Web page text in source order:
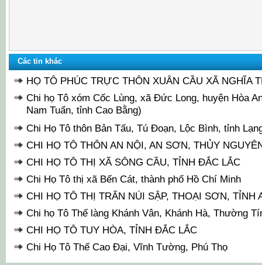
Các tin khác
HỌ TÔ PHÚC TRỰC THÔN XUÂN CẦU XÃ NGHĨA
Chi họ Tô xóm Cốc Lùng, xã Đức Long, huyện Hòa
Nam Tuấn, tỉnh Cao Bằng)
Chi Họ Tô thôn Bản Tấu, Tú Đoạn, Lộc Bình, tỉnh
CHI HỌ TÔ THÔN AN NỘI, AN SƠN, THỦY
CHI HỌ TÔ THỊ XÃ SÔNG CẦU, TỈNH ĐẮC LẮC
Chi Họ Tô thị xã Bến Cát, thành phố Hồ Chí Minh
CHI HỌ TÔ THỊ TRẤN NÚI SẬP, THOẠI SƠN, TỈNH
Chi họ Tô Thế làng Khánh Vân, Khánh Hà, Thường
CHI HỌ TÔ TUY HÒA, TỈNH ĐẮC LẮC
Chi Họ Tô Thế Cao Đại, Vĩnh Tường, Phú Thọ